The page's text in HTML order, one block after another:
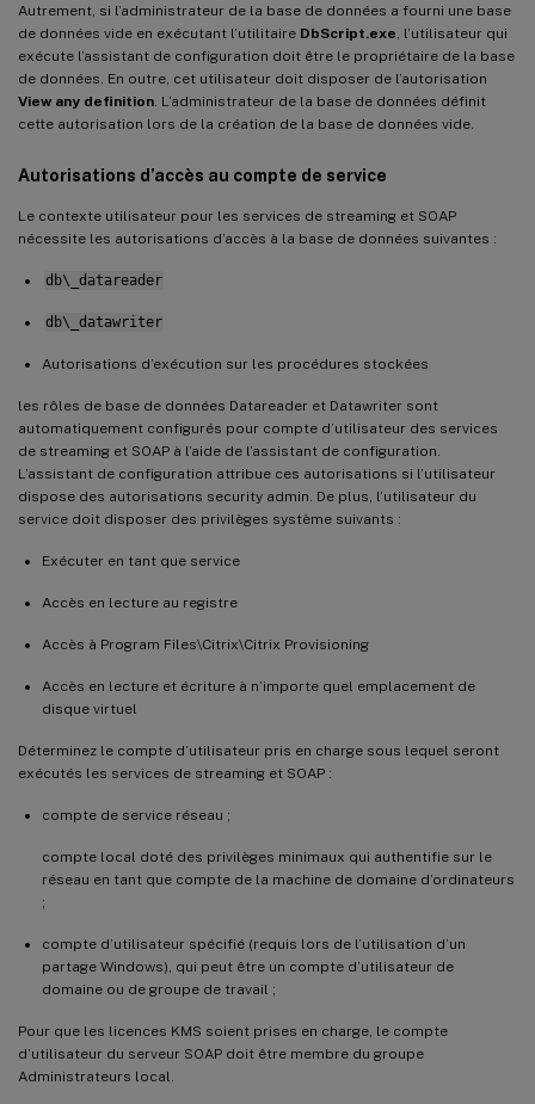
Autrement, si l’administrateur de la base de données a fourni une base
de données vide en exécutant l’utilitaire DbScript.exe , l’utilisateur qui
exécute l’assistant de configuration doit être le propriétaire de la base
de données. En outre, cet utilisateur doit disposer de l’autorisation
View any definition . L’administrateur de la base de données définit
cette autorisation lors de la création de la base de données vide.
Autorisations d’accès au compte de service
Le contexte utilisateur pour les services de streaming et SOAP
nécessite les autorisations d’accès à la base de données suivantes :
db\_datareader
db\_datawriter
Autorisations d’exécution sur les procédures stockées
les rôles de base de données Datareader et Datawriter sont
automatiquement configurés pour compte d’utilisateur des services
de streaming et SOAP à l’aide de l’assistant de configuration.
L’assistant de configuration attribue ces autorisations si l’utilisateur
dispose des autorisations security admin. De plus, l’utilisateur du
service doit disposer des privilèges système suivants :
Exécuter en tant que service
Accès en lecture au registre
Accès à Program Files\Citrix\Citrix Provisioning
Accès en lecture et écriture à n’importe quel emplacement de
disque virtuel
Déterminez le compte d’utilisateur pris en charge sous lequel seront
exécutés les services de streaming et SOAP :
compte de service réseau ;
compte local doté des privilèges minimaux qui authentifie sur le
réseau en tant que compte de la machine de domaine d’ordinateurs
;
compte d’utilisateur spécifié (requis lors de l’utilisation d’un
partage Windows), qui peut être un compte d’utilisateur de
domaine ou de groupe de travail ;
Pour que les licences KMS soient prises en charge, le compte
d’utilisateur du serveur SOAP doit être membre du groupe
Administrateurs local.